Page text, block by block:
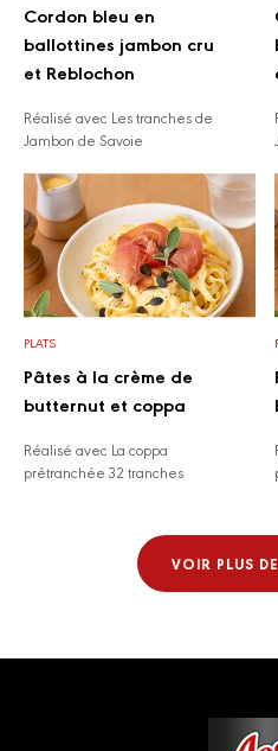
Cordon bleu en
ballottines jambon cru
et Reblochon
Réalisé avec Les tranches de
Jambon de Savoie
PLATS
Pâtes à la crème de
butternut et coppa
Réalisé avec La coppa
prétranchée 32 tranches
VOIR PLUS